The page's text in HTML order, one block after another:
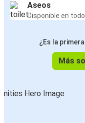
Aseos
Disponible en
¿Es la
Más